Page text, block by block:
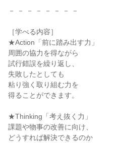
－ － － － － － － －
［学べる内容］
★Action「前に踏み出す力」
周囲の協力を得ながら
試行錯誤を繰り返し、
失敗したとしても
粘り強く取り組む力を
得ることができます。
★Thinking「考え抜く力」
課題や物事の改善に向け、
どうすれば解決できるのか